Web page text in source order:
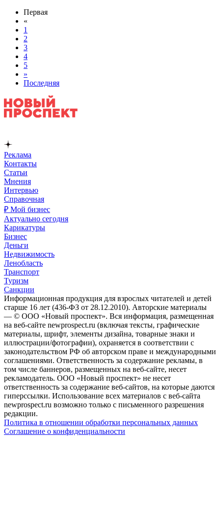
Первая
«
1
2
3
4
5
»
Последняя
Реклама
Контакты
Статьи
Мнения
Интервью
Справочная
₽ Мой бизнес
Актуально сегодня
Карикатуры
Бизнес
Деньги
Недвижимость
Ленобласть
Транспорт
Туризм
Санкции
Информационная продукция для взрослых читателей и детей
старше 16 лет (436-ФЗ от 28.12.2010). Авторские материалы
— © ООО «Новый проспект». Вся информация, размещенная
на веб-сайте newprospect.ru (включая тексты, графические
материалы, шрифт, элементы дизайна, товарные знаки и
иллюстрации/фотографии), охраняется в соответствии с
законодательством РФ об авторском праве и международными
соглашениями. Ответственность за содержание рекламы, в
том числе баннеров, размещенных на веб-сайте, несет
рекламодатель. ООО «Новый проспект» не несет
ответственность за содержание веб-сайтов, на которые даются
гиперссылки. Использование всех материалов с веб-сайта
newprospect.ru возможно только с письменного разрешения
редакции.
Политика в отношении обработки персональных данных
Соглашение о конфиденциальности